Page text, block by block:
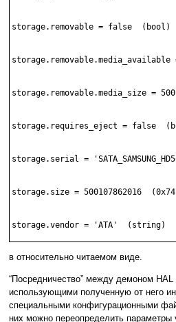
storage.removable = false  (bool)
storage.removable.media_size =
storage.requires_eject = false
storage.serial =
storage.size = 500107862016
storage.vendor = 'ATA'  (string)
в относительно читаемом виде.
“Посредничество” между демоном
использующими полученную от него
специальными конфигурационными
них можно переопределить параметры